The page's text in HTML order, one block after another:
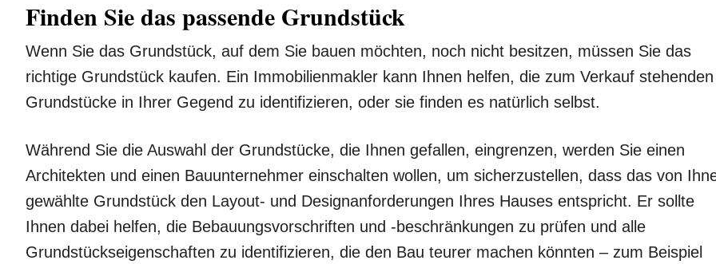
Finden Sie das passende Grundstück
Wenn Sie das Grundstück, auf dem Sie bauen möchten, noch nicht besitzen, müssen Sie das
richtige Grundstück kaufen. Ein Immobilienmakler kann Ihnen helfen, die zum Verkauf stehenden
Grundstücke in Ihrer Gegend zu identifizieren, oder sie finden es natürlich selbst.
Während Sie die Auswahl der Grundstücke, die Ihnen gefallen, eingrenzen, werden Sie einen
Architekten und einen Bauunternehmer einschalten wollen, um sicherzustellen, dass das von
gewählte Grundstück den Layout- und Designanforderungen Ihres Hauses entspricht. Er sollte
Ihnen dabei helfen, die Bebauungsvorschriften und -beschränkungen zu prüfen und alle
Grundstückseigenschaften zu identifizieren, die den Bau teurer machen könnten – zum Beispiel